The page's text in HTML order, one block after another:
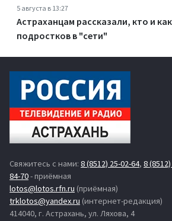
5 августа в 13:27
Астраханцам рассказали, кто и
подростков в "сети"
Свяжитесь с нами: 8 (8512) 25-02-64, 8
84-70- приёмная
lotos@lotos.rfn.ru (приёмная)
trklotos@yandex.ru (интернет-редакция)
414040, г. Астрахань, ул. Ляхова, 4